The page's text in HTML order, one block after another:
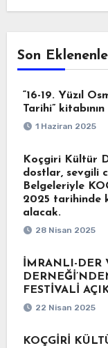
Son
“16-19. Yüzıl
Tarihi” kitabının
1 Haziran 2025
Koçgiri Kültür
dostlar, sevgili
Belgeleriyle
2025 tarihinde
alacak.
28 Nisan 2025
İMRANLI-DER
FESTİVALİ
22 Nisan 2025
KOÇGİRİ